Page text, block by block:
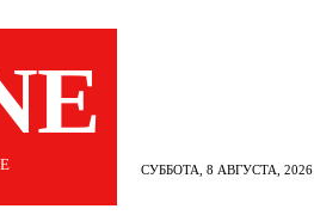
СУББОТА, 8 АВГУСТА, 2026